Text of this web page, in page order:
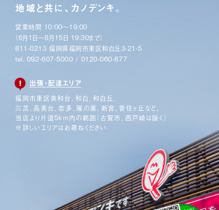
地域と共に、カノデンキ。
営業時間 10:00〜19:00
（6月1日〜8月15日 19:30まで）
811-0213 福岡県福岡市東区和白丘3-21-5
tel. 092-607-5000 / 0120-060-877
出張・配達エリア
福岡市東区美和台、和白、和白丘、
三苫、高美台、奈多、 雁の巣、新宮、香住ヶ丘など、
当店より片道5km内の範囲 （古賀市、西戸崎は除く）
※詳しいエリアはお尋ねください